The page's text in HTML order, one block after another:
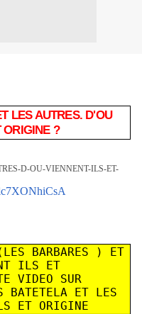
LES AUTRES. D'OU
ORIGINE ?
BARBARES ) ET
ILS ET
VIDEO SUR
BATETELA ET LES
ET ORIGINE